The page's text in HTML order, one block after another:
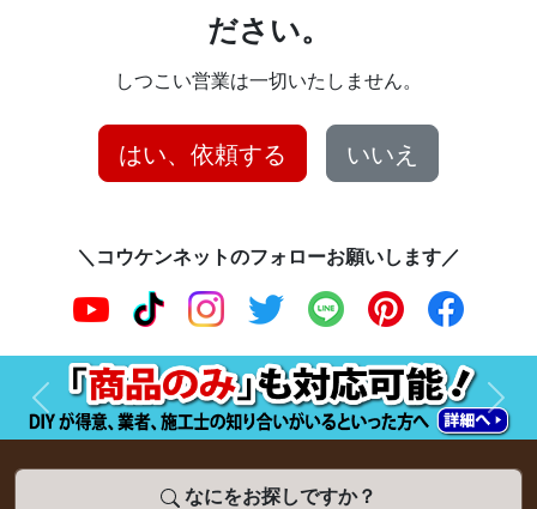
ださい。
しつこい営業は一切いたしません。
はい、依頼する いいえ
＼コウケンネットのフォローお願いします／
前へ 次へ
なにをお探しですか？